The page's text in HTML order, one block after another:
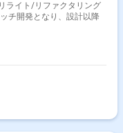
ライト/リファクタリング
チ開発となり、設計以降